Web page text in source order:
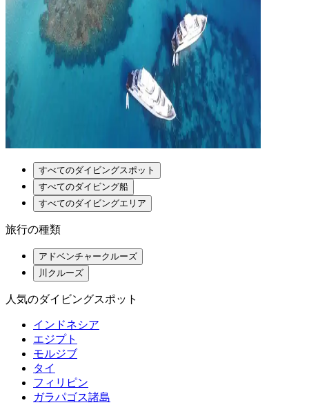
すべてのダイビングスポット
すべてのダイビング船
すべてのダイビングエリア
旅行の種類
アドベンチャークルーズ
川クルーズ
人気のダイビングスポット
インドネシア
エジプト
モルジブ
タイ
フィリピン
ガラパゴス諸島